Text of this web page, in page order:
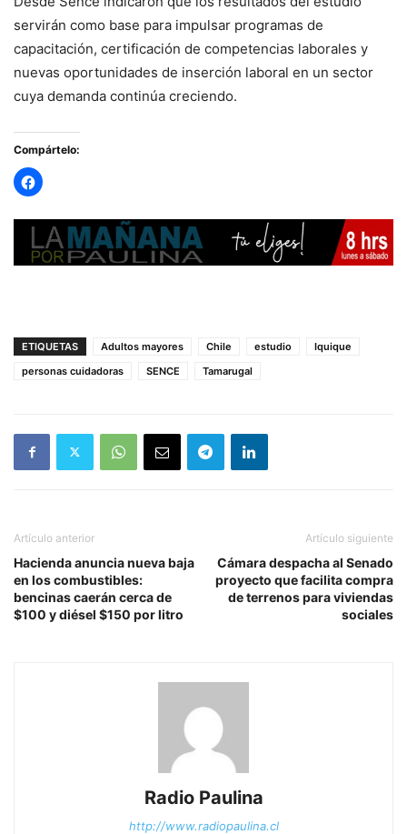
servirán como base para impulsar programas de
capacitación, certificación de competencias laborales y
nuevas oportunidades de inserción laboral en un sector
cuya demanda continúa creciendo.
Compártelo:
ETIQUETAS Adultos mayores Chile estudio
Iquique
personas cuidadoras
SENCE Tamarugal
Artículo anterior
Hacienda anuncia nueva baja
en los combustibles:
bencinas caerán cerca de
$100 y diésel $150 por litro
Artículo siguiente
Cámara despacha al Senado
proyecto que facilita compra
de terrenos para viviendas
sociales
Radio Paulina
http://www.radiopaulina.cl